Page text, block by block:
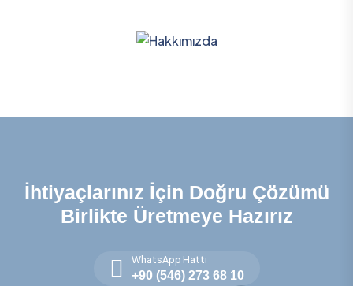
İhtiyaçlarınız İçin Doğru Çözümü
Birlikte Üretmeye Hazırız
WhatsApp Hattı
+90 (546) 273 68 10